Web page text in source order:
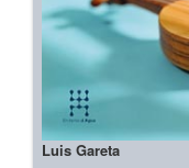
Luis Gareta